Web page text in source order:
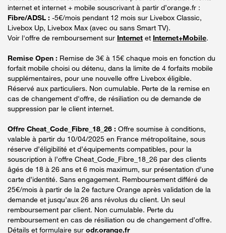
internet et internet + mobile souscrivant à partir d’orange.fr :
Fibre/ADSL : -5€/mois pendant 12 mois sur Livebox Classic,
Livebox Up, Livebox Max (avec ou sans Smart TV).
Voir l'offre de remboursement sur Internet et Internet+Mobile.
Remise Open : Remise de 3€ à 15€ chaque mois en fonction du
forfait mobile choisi ou détenu, dans la limite de 4 forfaits mobile
supplémentaires, pour une nouvelle offre Livebox éligible.
Réservé aux particuliers. Non cumulable. Perte de la remise en
cas de changement d'offre, de résiliation ou de demande de
suppression par le client internet.
Offre Cheat_Code_Fibre_18_26 : Offre soumise à conditions,
valable à partir du 10/04/2025 en France métropolitaine, sous
réserve d’éligibilité et d’équipements compatibles, pour la
souscription à l’offre Cheat_Code_Fibre_18_26 par des clients
âgés de 18 à 26 ans et 6 mois maximum, sur présentation d’une
carte d’identité. Sans engagement. Remboursement différé de
25€/mois à partir de la 2e facture Orange après validation de la
demande et jusqu’aux 26 ans révolus du client. Un seul
remboursement par client. Non cumulable. Perte du
remboursement en cas de résiliation ou de changement d’offre.
Détails et formulaire sur odr.orange.fr